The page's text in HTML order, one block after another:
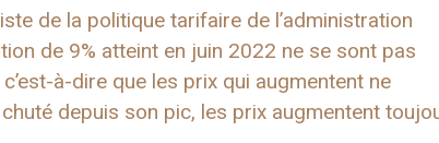
de la politique tarifaire de l’administration
de 9% atteint en juin 2022 ne se sont pas
à-dire que les prix qui augmentent ne
depuis son pic, les prix augmentent